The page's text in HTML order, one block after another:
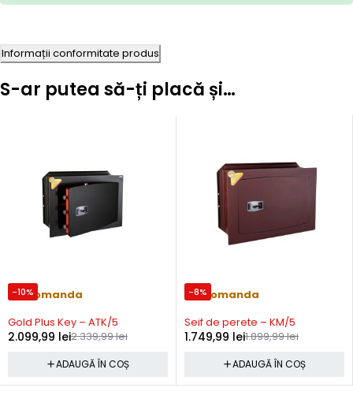
Informații conformitate produs
S-ar putea să-ți placă și…
-10%
Precomanda
Gold Plus Key – ATK/5
2.339,99lei
2.099,99 lei
ADAUGĂ ÎN COȘ
-8%
Precomanda
Seif de perete – KM/5
1.899,99lei
1.749,99 lei
ADAUGĂ ÎN COȘ